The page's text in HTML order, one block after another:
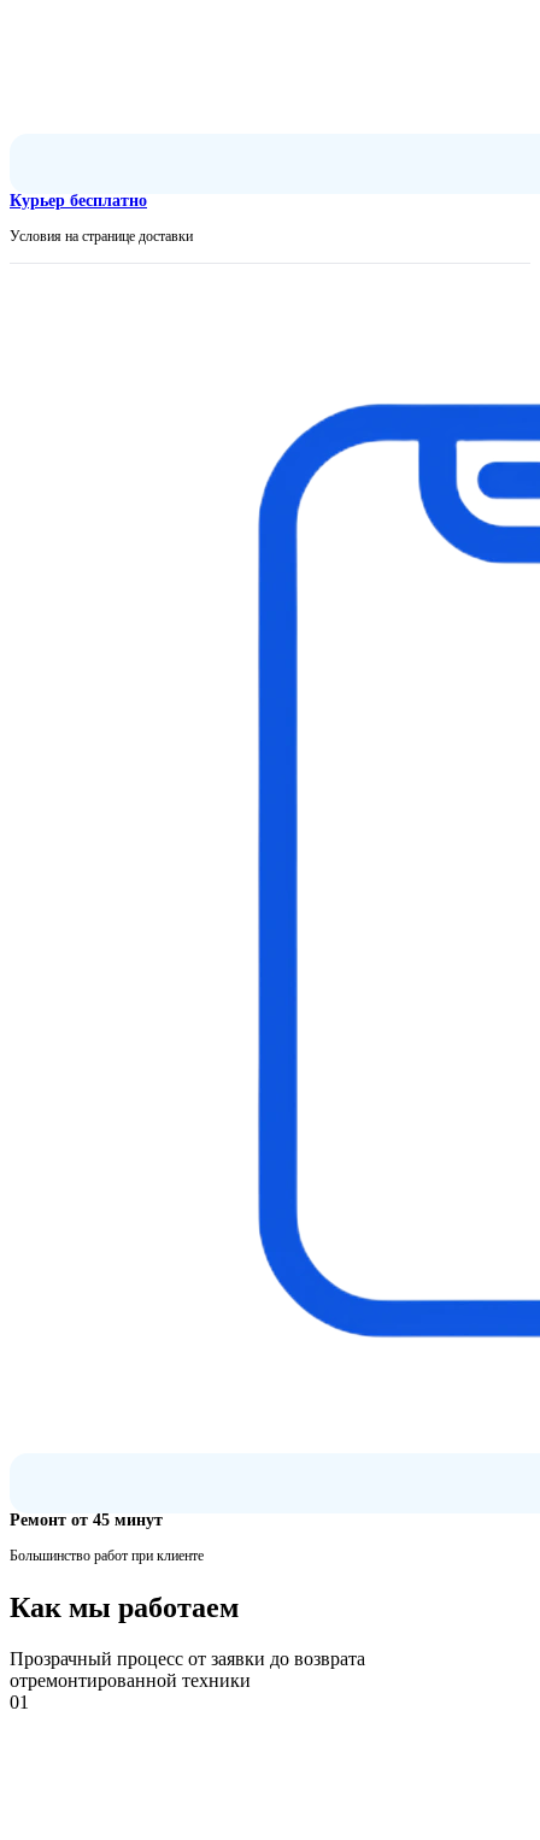
Курьер бесплатно
Условия на странице доставки
Ремонт от 45 минут
Большинство работ при клиенте
Как мы работаем
Прозрачный процесс от заявки до возврата
отремонтированной техники
01